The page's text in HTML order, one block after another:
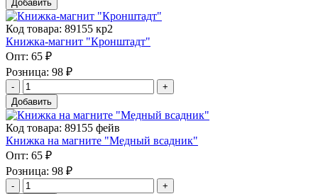
Добавить
Код товара: 89155 кр2
Книжка-магнит "Кронштадт"
Опт: 65 ₽
Розница: 98 ₽
Добавить
Код товара: 89155 фейв
Книжка на магните "Медный всадник"
Опт: 65 ₽
Розница: 98 ₽